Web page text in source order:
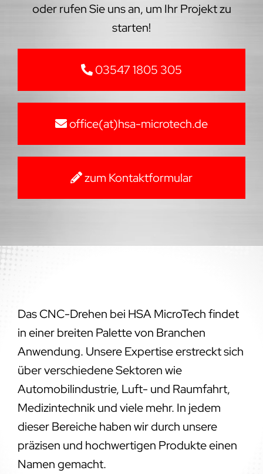
oder rufen Sie uns an, um Ihr Projekt zu
starten!
03547 1805 305
office(at)hsa-microtech.de
zum Kontaktformular
Das CNC-Drehen bei HSA MicroTech findet
in einer breiten Palette von Branchen
Anwendung. Unsere Expertise erstreckt sich
über verschiedene Sektoren wie
Automobilindustrie, Luft- und Raumfahrt,
Medizintechnik und viele mehr. In jedem
dieser Bereiche haben wir durch unsere
präzisen und hochwertigen Produkte einen
Namen gemacht.